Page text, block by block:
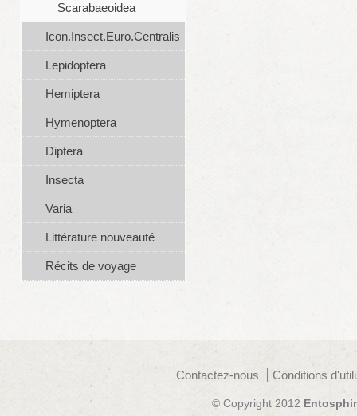
Scarabaeoidea
Icon.Insect.Euro.Centralis
Lepidoptera
Hemiptera
Hymenoptera
Diptera
Insecta
Varia
Littérature nouveauté
Récits de voyage
Contactez-nous Conditions
© Copyright 2012